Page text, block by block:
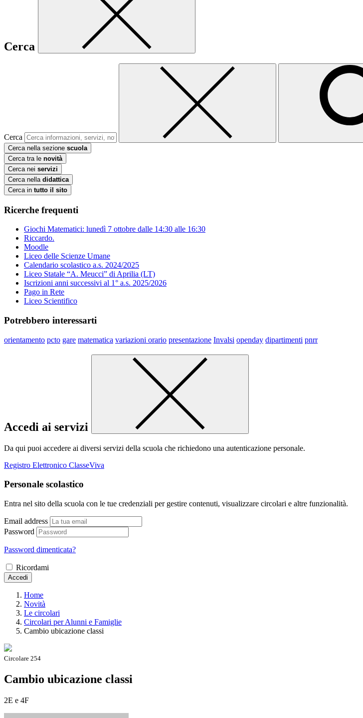
Cerca
Cerca
Cerca nella sezione scuola
Cerca tra le novità
Cerca nei servizi
Cerca nella didattica
Cerca in tutto il sito
Ricerche frequenti
Giochi Matematici: lunedì 7 ottobre dalle 14:30 alle 16:30
Riccardo.
Moodle
Liceo delle Scienze Umane
Calendario scolastico a.s. 2024/2025
Liceo Statale “A. Meucci” di Aprilia (LT)
Iscrizioni anni successivi al 1° a.s. 2025/2026
Pago in Rete
Liceo Scientifico
Potrebbero interessarti
orientamento pcto gare matematica variazioni orario presentazione Invalsi openday dipartimenti pnrr
Accedi ai servizi
Da qui puoi accedere ai diversi servizi della scuola che richiedono una autenticazione personale.
Registro Elettronico ClasseViva
Personale scolastico
Entra nel sito della scuola con le tue credenziali per gestire contenuti, visualizzare circolari e altre funzionalità.
Email address
Password
Password dimenticata?
Ricordami
Accedi
Home
Novità
Le circolari
Circolari per Alunni e Famiglie
Cambio ubicazione classi
Circolare 254
Cambio ubicazione classi
2E e 4F